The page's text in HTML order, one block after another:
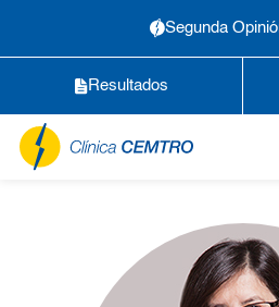
Segunda
Resultados